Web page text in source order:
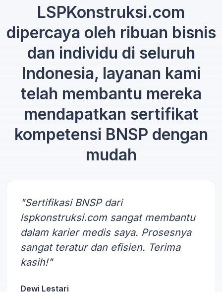
LSPKonstruksi.com
dipercaya oleh ribuan bisnis
dan individu di seluruh
Indonesia, layanan kami
telah membantu mereka
mendapatkan sertifikat
kompetensi BNSP dengan
mudah
"Sertifikasi BNSP dari
lspkonstruksi.com sangat membantu
dalam karier medis saya. Prosesnya
sangat teratur dan efisien. Terima
kasih!"
Dewi Lestari